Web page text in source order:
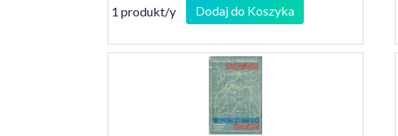
1 produkt/y Dodaj do Koszyka